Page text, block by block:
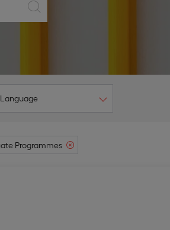
Language
Programmes